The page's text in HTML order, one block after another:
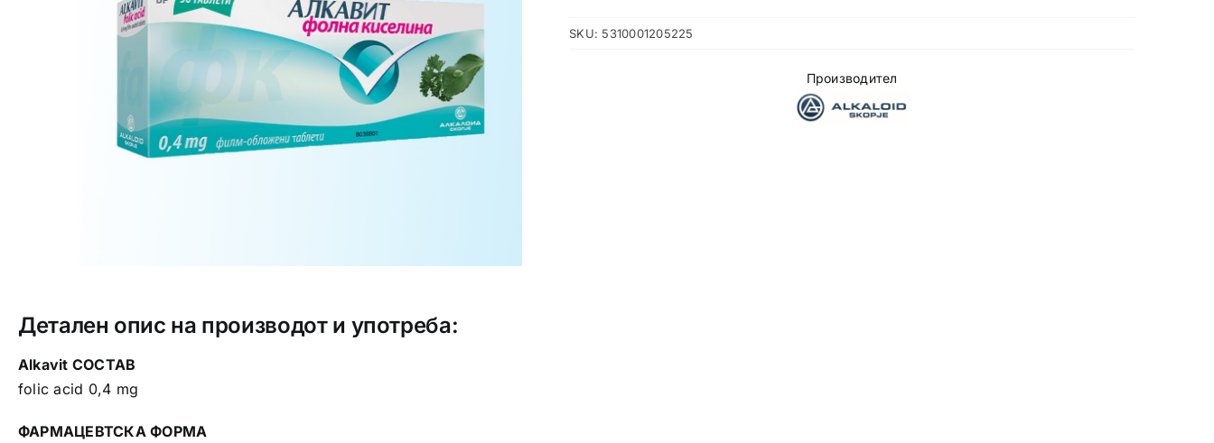
киселина
SKU: 5310001205225
Производител
Детален опис на производот и употреба:
Alkavit СОСТАВ
folic acid 0,4 mg
ФАРМАЦЕВТСКА ФОРМА